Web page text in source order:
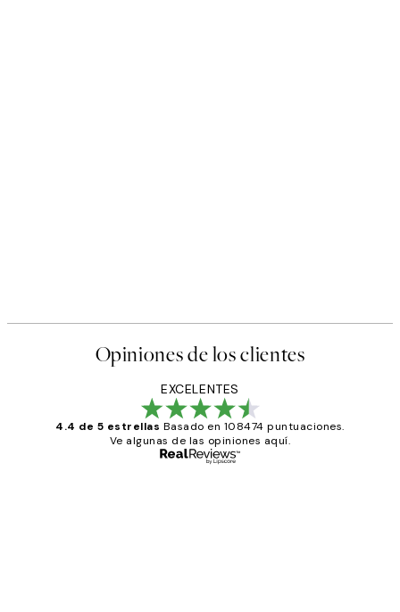
Opiniones de los clientes
EXCELENTES
4.4 de 5 estrellas Basado en 108474 puntuaciones.
Ve algunas de las opiniones aquí.